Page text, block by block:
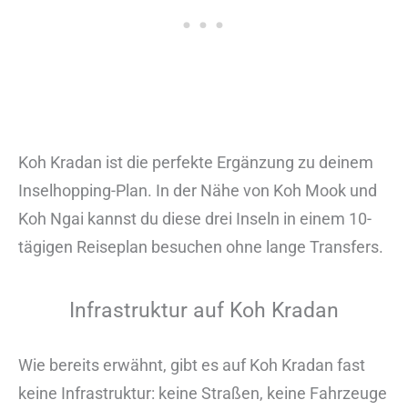
Koh Kradan ist die perfekte Ergänzung zu deinem
Inselhopping-Plan. In der Nähe von Koh Mook und
Koh Ngai kannst du diese drei Inseln in einem 10-
tägigen Reiseplan besuchen ohne lange Transfers.
Infrastruktur auf Koh Kradan
Wie bereits erwähnt, gibt es auf Koh Kradan fast
keine Infrastruktur: keine Straßen, keine Fahrzeuge